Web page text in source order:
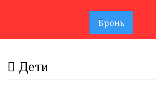
Бронь
Дети